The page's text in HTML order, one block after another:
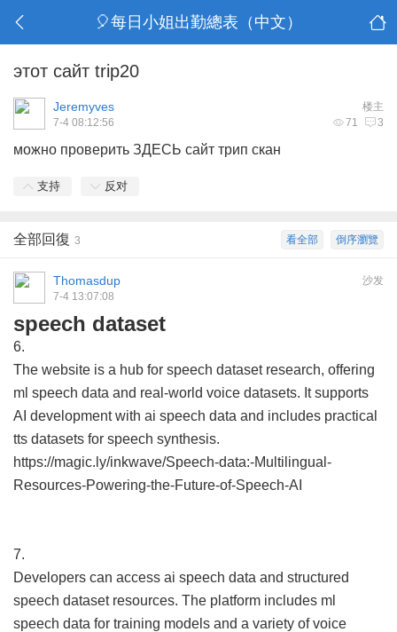
🎈每日小姐出勤總表（中文）
этот сайт trip20
楼主
Jeremyves
71 3
7-4 08:12:56
можно проверить ЗДЕСЬ сайт трип скан
支持 反对
倒序瀏覽
看全部
全部回復 3
沙发
Thomasdup
7-4 13:07:08
speech dataset
6.
The website is a hub for speech dataset research, offering
ml speech data and real-world voice datasets. It supports
AI development with ai speech data and includes practical
tts datasets for speech synthesis.
https://magic.ly/inkwave/Speech-data:-Multilingual-
Resources-Powering-the-Future-of-Speech-AI
7.
Developers can access ai speech data and structured
speech dataset resources. The platform includes ml
speech data for training models and a variety of voice